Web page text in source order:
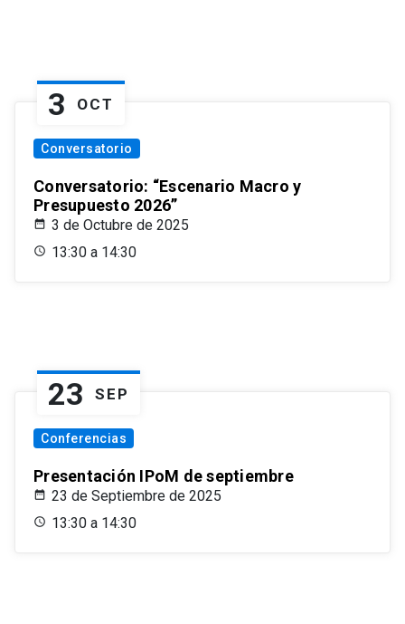
3 OCT
Conversatorio
Conversatorio: “Escenario Macro y
Presupuesto 2026”
3 de Octubre de 2025
13:30 a 14:30
23 SEP
Conferencias
Presentación IPoM de septiembre
23 de Septiembre de 2025
13:30 a 14:30